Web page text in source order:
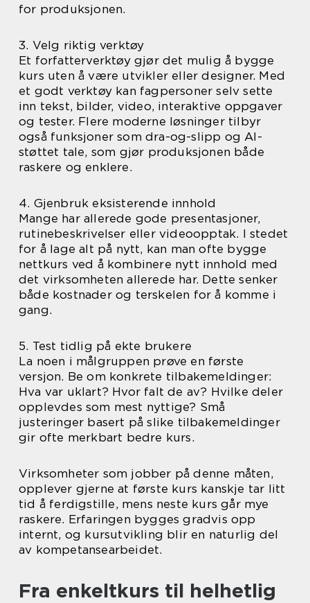
for produksjonen.
3. Velg riktig verktøy
Et forfatterverktøy gjør det mulig å bygge
kurs uten å være utvikler eller designer. Med
et godt verktøy kan fagpersoner selv sette
inn tekst, bilder, video, interaktive oppgaver
og tester. Flere moderne løsninger tilbyr
også funksjoner som dra-og-slipp og AI-
støttet tale, som gjør produksjonen både
raskere og enklere.
4. Gjenbruk eksisterende innhold
Mange har allerede gode presentasjoner,
rutinebeskrivelser eller videoopptak. I stedet
for å lage alt på nytt, kan man ofte bygge
nettkurs ved å kombinere nytt innhold med
det virksomheten allerede har. Dette senker
både kostnader og terskelen for å komme i
gang.
5. Test tidlig på ekte brukere
La noen i målgruppen prøve en første
versjon. Be om konkrete tilbakemeldinger:
Hva var uklart? Hvor falt de av? Hvilke deler
opplevdes som mest nyttige? Små
justeringer basert på slike tilbakemeldinger
gir ofte merkbart bedre kurs.
Virksomheter som jobber på denne måten,
opplever gjerne at første kurs kanskje tar litt
tid å ferdigstille, mens neste kurs går mye
raskere. Erfaringen bygges gradvis opp
internt, og kursutvikling blir en naturlig del
av kompetansearbeidet.
Fra enkeltkurs til helhetlig